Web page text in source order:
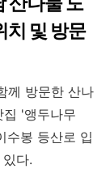
치 및 방문
께 방문한 산나
'앵두나무
수봉 등산로 입
다.